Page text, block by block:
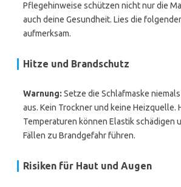
Pflegehinweise schützen nicht nur die
auch deine Gesundheit. Lies die
aufmerksam.
Hitze und Brandschutz
Warnung: Setze die Schlafmaske
aus. Kein Trockner und keine Heizquelle.
Temperaturen können Elastik schädigen
Fällen zu Brandgefahr führen.
Risiken für Haut und Augen